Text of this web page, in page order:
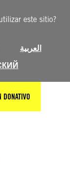
este sitio?
العربية
DONATIVO